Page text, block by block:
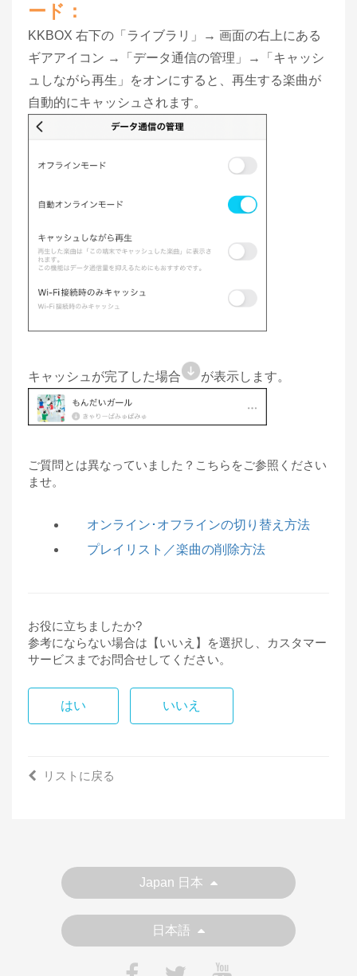
ード：
KKBOX 右下の「ライブラリ」→ 画面の右上にある
ギアアイコン →「データ通信の管理」→「キャッシ
ュしながら再生」をオンにすると、再生する楽曲が
自動的にキャッシュされます。
キャッシュが完了した場合 が表示します。
ご質問とは異なっていました？こちらをご参照ください
ませ。
オンライン･オフラインの切り替え方法
プレイリスト／楽曲の削除方法
お役に立ちましたか?
参考にならない場合は【いいえ】を選択し、カスタマー
サービスまでお問合せしてください。
はい いいえ
リストに戻る
Japan 日本
日本語